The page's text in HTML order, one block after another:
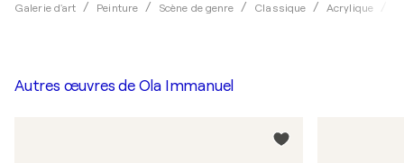
Galerie d'art Peinture Scène de genre Classique Acrylique
Autres œuvres de Ola Immanuel